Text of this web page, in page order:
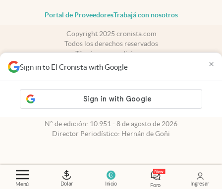
Menú Dolar Inicio Foro Ingresar
Sign in to El Cronista with Google ×
Portal de ProveedoresTrabajá con nosotros
Copyright 2025 cronista.com
Todos los derechos reservados
Términos y condiciones
Privacidad
Consentimiento
cronista.com
es propiedad de El Cronista Comercial S.A Registro de
N° de edición: 10.951 - 8 de agosto de 2026
Director Periodístico: Hernán de Goñi